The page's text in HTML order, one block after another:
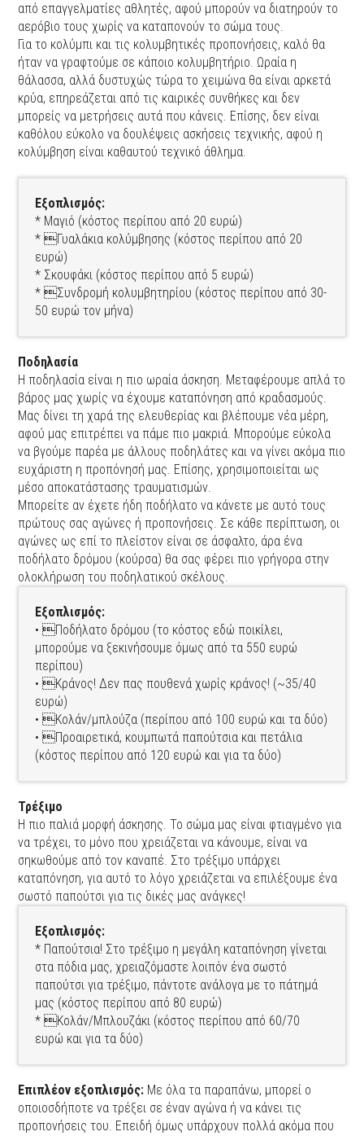
από επαγγελματίες αθλητές, αφού μπορούν να διατηρούν το
αερόβιο τους χωρίς να καταπονούν το σώμα τους.
Για το κολύμπι και τις κολυμβητικές προπονήσεις, καλό θα
ήταν να γραφτούμε σε κάποιο κολυμβητήριο. Ωραία η
θάλασσα, αλλά δυστυχώς τώρα το χειμώνα θα είναι αρκετά
κρύα, επηρεάζεται από τις καιρικές συνθήκες και δεν
μπορείς να μετρήσεις αυτά που κάνεις. Επίσης, δεν είναι
καθόλου εύκολο να δουλέψεις ασκήσεις τεχνικής, αφού η
κολύμβηση είναι καθαυτού τεχνικό άθλημα.
Εξοπλισμός:
* Μαγιό (κόστος περίπου από 20 ευρώ)
* Γυαλάκια κολύμβησης (κόστος περίπου από 20
ευρώ)
* Σκουφάκι (κόστος περίπου από 5 ευρώ)
* Συνδρομή κολυμβητηρίου (κόστος περίπου από 30-
50 ευρώ τον μήνα)
Ποδηλασία
Η ποδηλασία είναι η πιο ωραία άσκηση. Μεταφέρουμε απλά το
βάρος μας χωρίς να έχουμε καταπόνηση από κραδασμούς.
Μας δίνει τη χαρά της ελευθερίας και βλέπουμε νέα μέρη,
αφού μας επιτρέπει να πάμε πιο μακριά. Μπορούμε εύκολα
να βγούμε παρέα με άλλους ποδηλάτες και να γίνει ακόμα πιο
ευχάριστη η προπόνησή μας. Επίσης, χρησιμοποιείται ως
μέσο αποκατάστασης τραυματισμών.
Μπορείτε αν έχετε ήδη ποδήλατο να κάνετε με αυτό τους
πρώτους σας αγώνες ή προπονήσεις. Σε κάθε περίπτωση, οι
αγώνες ως επί το πλείστον είναι σε άσφαλτο, άρα ένα
ποδήλατο δρόμου (κούρσα) θα σας φέρει πιο γρήγορα στην
ολοκλήρωση του ποδηλατικού σκέλους.
Εξοπλισμός:
• Ποδήλατο δρόμου (το κόστος εδώ ποικίλει,
μπορούμε να ξεκινήσουμε όμως από τα 550 ευρώ
περίπου)
• Κράνος! Δεν πας πουθενά χωρίς κράνος! (~35/40
ευρώ)
• Κολάν/μπλούζα (περίπου από 100 ευρώ και τα δύο)
• Προαιρετικά, κουμπωτά παπούτσια και πετάλια
(κόστος περίπου από 120 ευρώ και για τα δύο)
Τρέξιμο
Η πιο παλιά μορφή άσκησης. Το σώμα μας είναι φτιαγμένο για
να τρέχει, το μόνο που χρειάζεται να κάνουμε, είναι να
σηκωθούμε από τον καναπέ. Στο τρέξιμο υπάρχει
καταπόνηση, για αυτό το λόγο χρειάζεται να επιλέξουμε ένα
σωστό παπούτσι για τις δικές μας ανάγκες!
Εξοπλισμός:
* Παπούτσια! Στο τρέξιμο η μεγάλη καταπόνηση γίνεται
στα πόδια μας, χρειαζόμαστε λοιπόν ένα σωστό
παπούτσι για τρέξιμο, πάντοτε ανάλογα με το πάτημά
μας (κόστος περίπου από 80 ευρώ)
* Κολάν/Μπλουζάκι (κόστος περίπου από 60/70
ευρώ και για τα δύο)
Επιπλέον εξοπλισμός: Με όλα τα παραπάνω, μπορεί ο
οποιοσδήποτε να τρέξει σε έναν αγώνα ή να κάνει τις
προπονήσεις του. Επειδή όμως υπάρχουν πολλά ακόμα που